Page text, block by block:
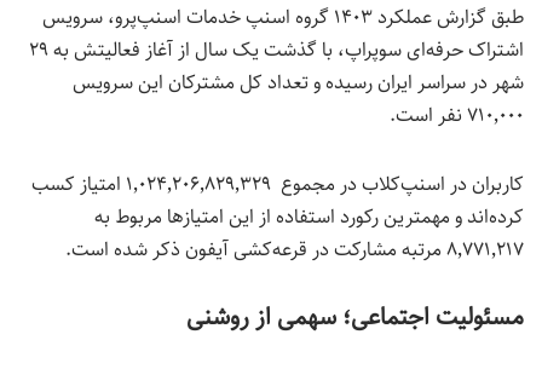
طبق گزارش عملکرد ۱۴۰۳ گروه اسنپ خدمات اسنپ‌پرو، سرویس
اشتراک حرفه‌ای سوپراپ، با گذشت یک سال از آغاز فعالیتش به ۲۹
شهر در سراسر ایران رسیده و تعداد کل مشترکان این سرویس
۷۱۰٬۰۰۰ نفر است
.
کاربران در اسنپ‌کلاب در مجموع ۱٬۰۲۴٬۲۰۶٬۸۲۹٬۳۲۹ امتیاز کسب
کرده‌اند و مهمترین رکورد استفاده از این امتیازها مربوط به
۸٬۷۷۱٬۲۱۷ مرتبه مشارکت در قرعه‌کشی آیفون ذکر شده است.
مسئولیت اجتماعی؛ سهمی از روشنی